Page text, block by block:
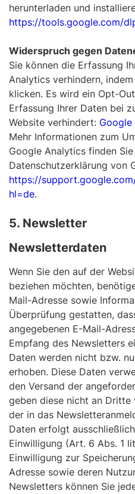
herunterladen und
https://tools.google.com/
Widerspruch gegen
Sie können die Erfassung
Analytics verhindern,
klicken. Es wird ein Opt-
Erfassung Ihrer Daten bei
Website verhindert:
Mehr Informationen zum
Google Analytics finden
Datenschutzerklärung von
https://
hl=de.
5. Newsletter
Newsletterdaten
Wenn Sie den auf der
beziehen möchten,
Mail-Adresse sowie
Überprüfung gestatten,
angegebenen E-Mail-
Empfang des Newsletters
Daten werden nicht bzw.
erhoben. Diese Daten
den Versand der
geben diese nicht an Dritte
der in das
Daten erfolgt
Einwilligung (Art. 6 Abs. 1
Einwilligung zur
Adresse sowie deren
Newsletters können Sie